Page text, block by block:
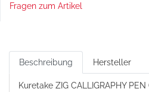
Fragen zum Artikel
Beschreibung Hersteller
Kuretake ZIG CALLIGRAPHY